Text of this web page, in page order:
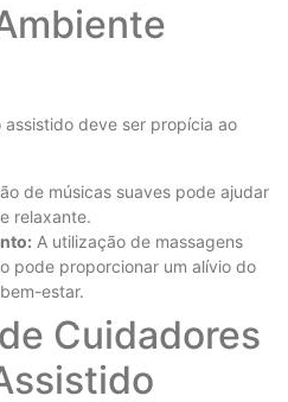
deve ser propícia ao
de músicas suaves pode ajudar
relaxante.
A utilização de massagens
pode proporcionar um alívio do
estar.
Cuidadores